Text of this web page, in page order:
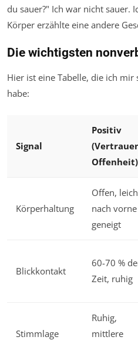
du sauer?" Ich war nicht sauer.
Körper erzählte eine andere
Die wichtigsten
Hier ist eine Tabelle, die ich mir
habe:
Signal
Positiv
Offenheit)
Körperhaltung
Offen,
nach vorne
geneigt
Blickkontakt
60-70 %
Zeit, ruhig
Stimmlage
Ruhig,
mittlere